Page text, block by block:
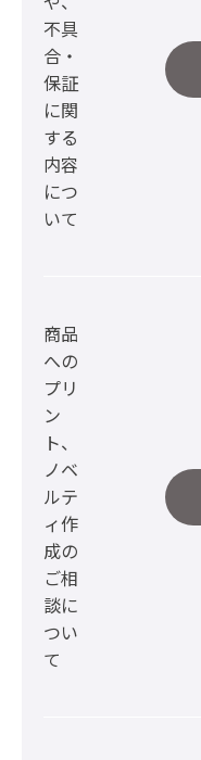
不具
合・
保証
に関
する
内容
につ
いて
商品
への
プリ
ン
ト、
ノベ
ルテ
ィ作
成の
ご相
談に
つい
て